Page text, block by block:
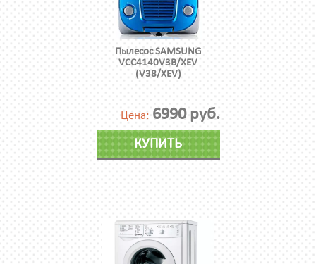
Пылесос SAMSUNG
VCC4140V3B/XEV
(V38/XEV)
Цена: 6990 руб.
КУПИТЬ